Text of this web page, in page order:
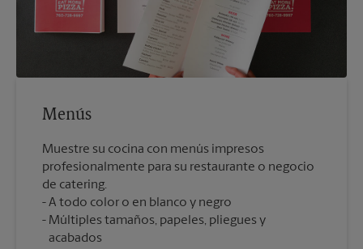
Menús
Muestre su cocina con menús impresos
profesionalmente para su restaurante o negocio
de catering.
A todo color o en blanco y negro
Múltiples tamaños, papeles, pliegues y
acabados